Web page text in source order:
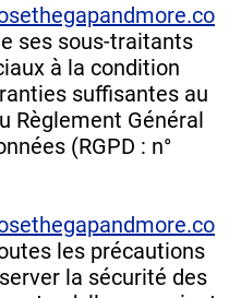
ses sous-traitants
à la condition
suffisantes au
Règlement Général
(RGPD : n°
les précautions
la sécurité des